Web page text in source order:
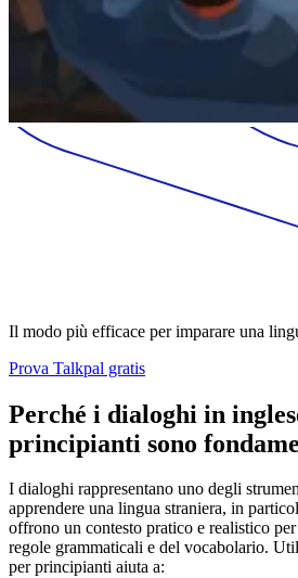
Il modo più efficace per imparare una
Prova Talkpal gratis
Perché i dialoghi in
principianti sono
I dialoghi rappresentano uno degli
apprendere una lingua straniera, in
offrono un contesto pratico e realistico
regole grammaticali e del vocabolario.
per principianti aiuta a: